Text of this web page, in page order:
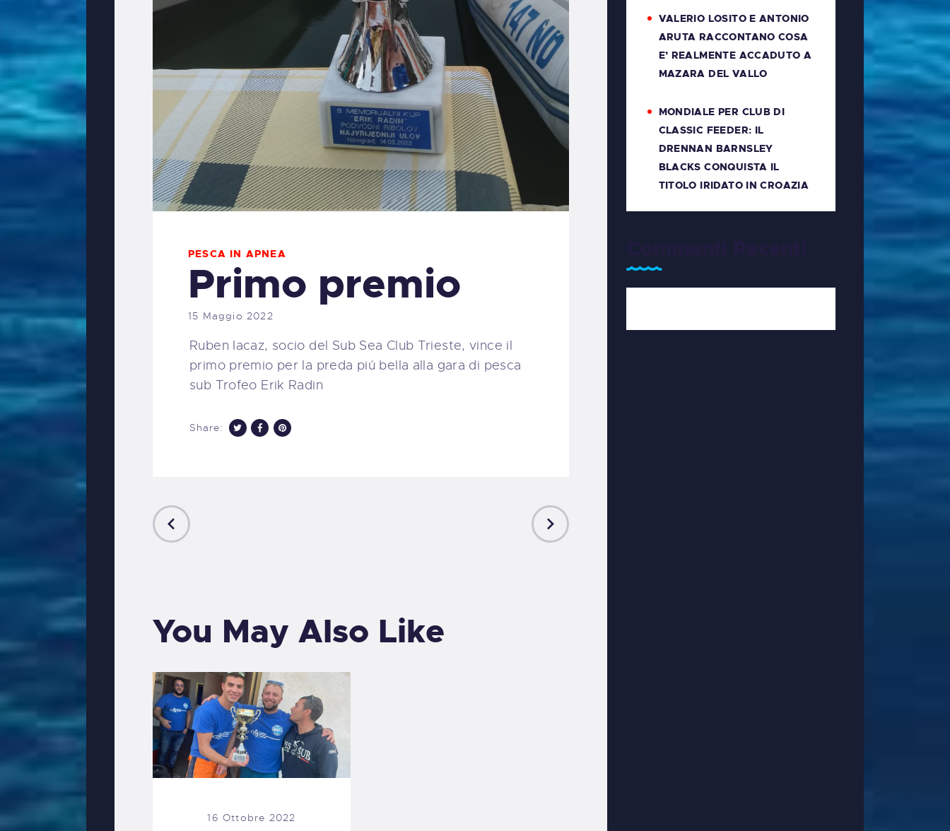
PESCA IN APNEA
Primo premio
15 Maggio 2022
Ruben Iacaz, socio del Sub Sea Club Trieste, vince il
primo premio per la preda piú bella alla gara di pesca
sub Trofeo Erik Radin
Share:
You May Also Like
16 Ottobre 2022
VALERIO LOSITO E ANTONIO
ARUTA RACCONTANO COSA
E’ REALMENTE ACCADUTO A
MAZARA DEL VALLO
MONDIALE PER CLUB DI
CLASSIC FEEDER: IL
DRENNAN BARNSLEY
BLACKS CONQUISTA IL
TITOLO IRIDATO IN CROAZIA